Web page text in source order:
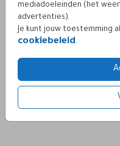
mediadoeleinden (het
advertenties).
Je kunt jouw toestemming
cookiebeleid.